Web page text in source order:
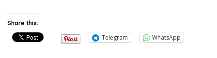
Share this:
Telegram WhatsApp